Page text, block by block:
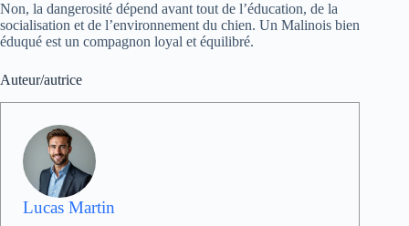
Non, la dangerosité dépend avant tout de l’éducation, de la
socialisation et de l’environnement du chien. Un Malinois bien
éduqué est un compagnon loyal et équilibré.
Auteur/autrice
Lucas Martin